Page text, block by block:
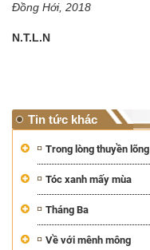
Đồng Hới, 2018
N.T.L.N
Tin tức khác
Trong lòng thuyền lõng
Tóc xanh mấy mùa
Tháng Ba
Về với mênh mông